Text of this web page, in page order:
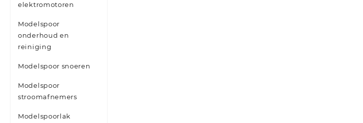
elektromotoren
Modelspoor
onderhoud en
reiniging
Modelspoor snoeren
Modelspoor
stroomafnemers
Modelspoorlak